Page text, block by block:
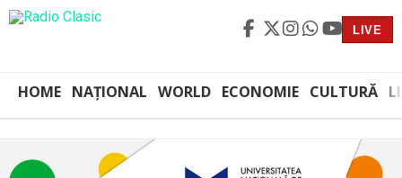
LIVE
HOME NAȚIONAL WORLD ECONOMIE CULTURĂ